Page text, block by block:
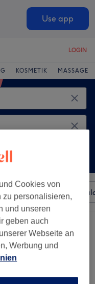
Use app
LOGIN
KOSMETIK MASSAGE
Besonderheiten
von Oldenburg
Cookies von
zu personalisieren,
und unseren
geben auch
Webseite an
Werbung und